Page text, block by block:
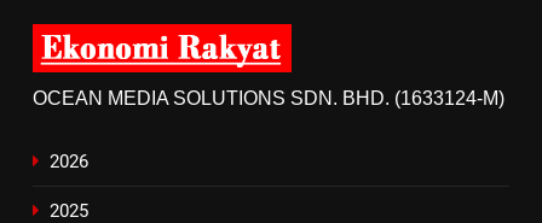
OCEAN MEDIA SOLUTIONS SDN. BHD. (1633124-M)
2026
2025